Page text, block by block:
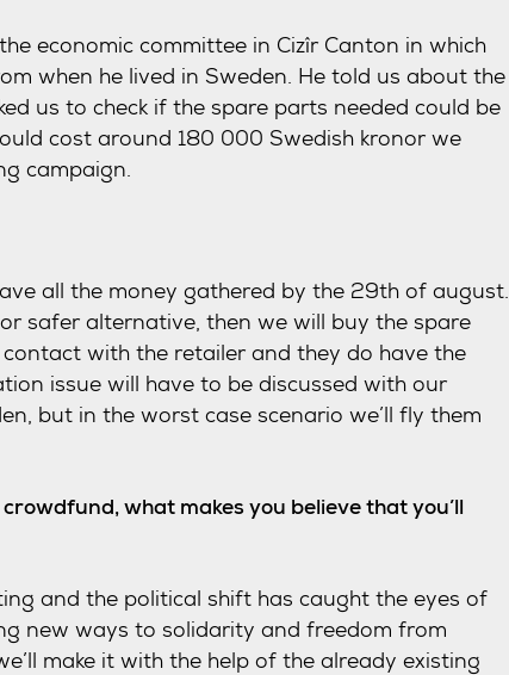
economic committee in Cizîr Canton in which
when he lived in Sweden. He told us about the
us to check if the spare parts needed could be
cost around 180 000 Swedish kronor we
campaign.
all the money gathered by the 29th of august.
safer alternative, then we will buy the spare
with the retailer and they do have the
issue will have to be discussed with our
but in the worst case scenario we’ll fly them
what makes you believe that you’ll
and the political shift has caught the eyes of
new ways to solidarity and freedom from
make it with the help of the already existing